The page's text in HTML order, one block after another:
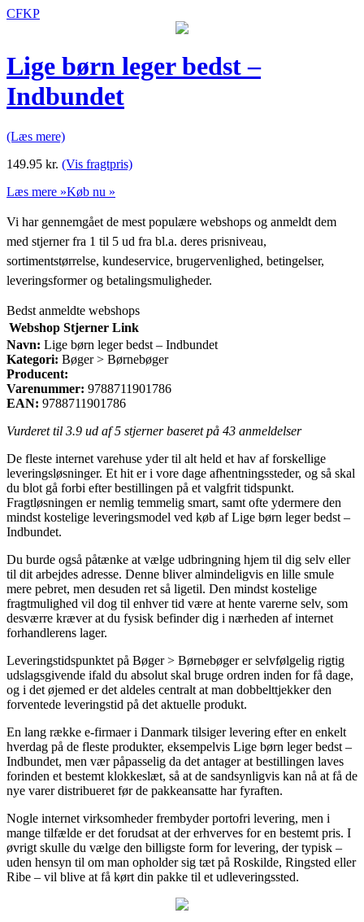
CFKP
Lige børn leger bedst –
Indbundet
(Læs mere)
149.95 kr. (Vis fragtpris)
Læs mere »Køb nu »
Vi har gennemgået de mest populære webshops og anmeldt dem
med stjerner fra 1 til 5 ud fra bl.a. deres prisniveau,
sortimentstørrelse, kundeservice, brugervenlighed, betingelser,
leveringsformer og betalingsmuligheder.
Bedst anmeldte webshops
Webshop Stjerner Link
Navn: Lige børn leger bedst – Indbundet
Kategori: Bøger > Børnebøger
Producent:
Varenummer: 9788711901786
EAN: 9788711901786
Vurderet til 3.9 ud af 5 stjerner baseret på 43 anmeldelser
De fleste internet varehuse yder til alt held et hav af forskellige
leveringsløsninger. Et hit er i vore dage afhentningssteder, og så skal
du blot gå forbi efter bestillingen på et valgfrit tidspunkt.
Fragtløsningen er nemlig temmelig smart, samt ofte ydermere den
mindst kostelige leveringsmodel ved køb af Lige børn leger bedst –
Indbundet.
Du burde også påtænke at vælge udbringning hjem til dig selv eller
til dit arbejdes adresse. Denne bliver almindeligvis en lille smule
mere pebret, men desuden ret så ligetil. Den mindst kostelige
fragtmulighed vil dog til enhver tid være at hente varerne selv, som
desværre kræver at du fysisk befinder dig i nærheden af internet
forhandlerens lager.
Leveringstidspunktet på Bøger > Børnebøger er selvfølgelig rigtig
udslagsgivende ifald du absolut skal bruge ordren inden for få dage,
og i det øjemed er det aldeles centralt at man dobbelttjekker den
forventede leveringstid på det aktuelle produkt.
En lang række e-firmaer i Danmark tilsiger levering efter en enkelt
hverdag på de fleste produkter, eksempelvis Lige børn leger bedst –
Indbundet, men vær påpasselig da det antager at bestillingen laves
forinden et bestemt klokkeslæt, så at de sandsynligvis kan nå at få de
nye varer distribueret før de pakkeansatte har fyraften.
Nogle internet virksomheder frembyder portofri levering, men i
mange tilfælde er det forudsat at der erhverves for en bestemt pris. I
øvrigt skulle du vælge den billigste form for levering, der typisk –
uden hensyn til om man opholder sig tæt på Roskilde, Ringsted eller
Ribe – vil blive at få kørt din pakke til et udleveringssted.